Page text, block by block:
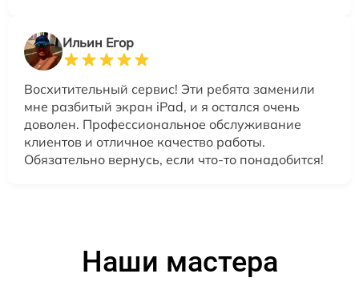
Ильин Егор
Восхитительный сервис! Эти ребята заменили
мне разбитый экран iPad, и я остался очень
доволен. Профессиональное обслуживание
клиентов и отличное качество работы.
Обязательно вернусь, если что-то понадобится!
Наши мастера